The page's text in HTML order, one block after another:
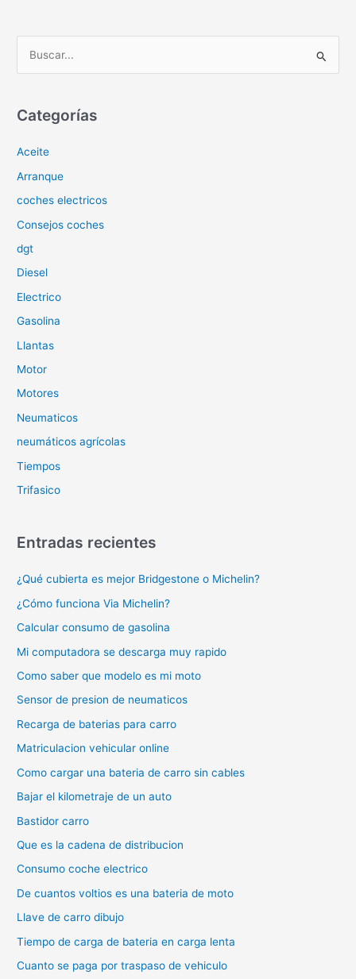
c
r
p
o
Categorías
Aceite
Arranque
coches electricos
Consejos coches
dgt
Diesel
Electrico
Gasolina
Llantas
Motor
Motores
Neumaticos
neumáticos agrícolas
Tiempos
Trifasico
Entradas recientes
¿Qué cubierta es mejor Bridgestone o Michelin?
¿Cómo funciona Via Michelin?
Calcular consumo de gasolina
Mi computadora se descarga muy rapido
Como saber que modelo es mi moto
Sensor de presion de neumaticos
Recarga de baterias para carro
Matriculacion vehicular online
Como cargar una bateria de carro sin cables
Bajar el kilometraje de un auto
Bastidor carro
Que es la cadena de distribucion
Consumo coche electrico
De cuantos voltios es una bateria de moto
Llave de carro dibujo
Tiempo de carga de bateria en carga lenta
Cuanto se paga por traspaso de vehiculo